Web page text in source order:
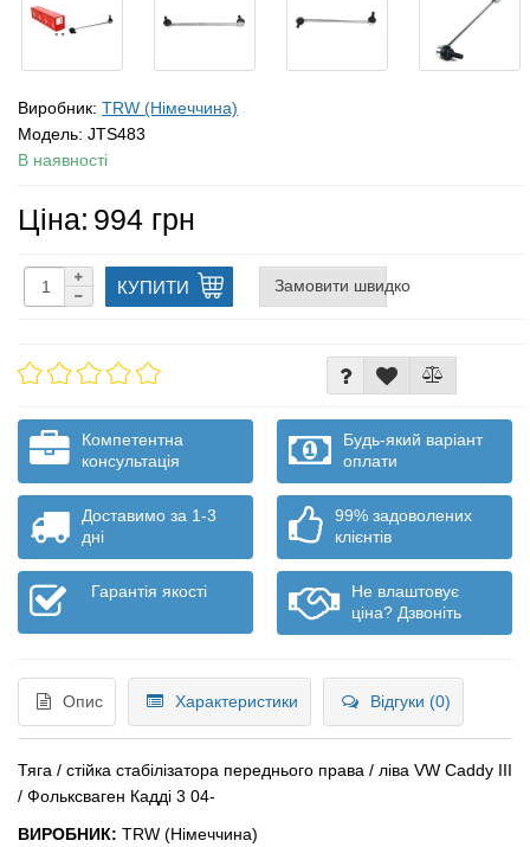
Виробник: TRW (Німеччина)
Модель: JTS483
В наявності
Ціна: 994 грн
КУПИТИ Замовити швидко
Компетентна
консультація
Будь-який варіант
оплати
Доставимо за 1-3
дні
99% задоволених
клієнтів
Гарантія якості
Не влаштовує
ціна? Дзвоніть
Опис Характеристики Відгуки (0)
Тяга / стійка стабілізатора переднього права / ліва VW Caddy III
/ Фольксваген Кадді 3 04-
ВИРОБНИК: TRW (Німеччина)